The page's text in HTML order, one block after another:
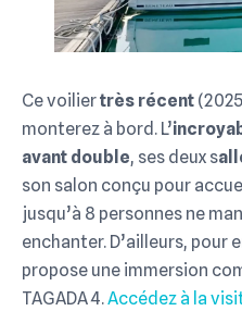
Ce voiliertrès récent
monterez à bord. L’
avant double, ses deux s
son salon conçu pour
jusqu’à 8 personnes ne
enchanter. D’ailleurs, pour
propose une immersion
TAGADA 4.Accédez à la